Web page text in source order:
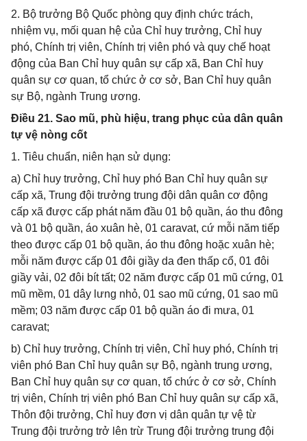
2. Bộ trưởng Bộ Quốc phòng quy định chức trách,
nhiệm vụ, mối quan hệ của Chỉ huy trưởng, Chỉ huy
phó, Chính trị viên, Chính trị viên phó và quy chế hoạt
động của Ban Chỉ huy quân sự cấp xã, Ban Chỉ huy
quân sự cơ quan, tổ chức ở cơ sở, Ban Chỉ huy quân
sự Bộ, ngành Trung ương.
Điều 21. Sao mũ, phù hiệu, trang phục của dân quân
tự vệ nòng cốt
1. Tiêu chuẩn, niên hạn sử dụng:
a) Chỉ huy trưởng, Chỉ huy phó Ban Chỉ huy quân sự
cấp xã, Trung đội trưởng trung đội dân quân cơ động
cấp xã được cấp phát năm đầu 01 bộ quần, áo thu đông
và 01 bộ quần, áo xuân hè, 01 caravat, cứ mỗi năm tiếp
theo được cấp 01 bộ quần, áo thu đông hoặc xuân hè;
mỗi năm được cấp 01 đôi giầy da đen thấp cổ, 01 đôi
giầy vải, 02 đôi bít tất; 02 năm được cấp 01 mũ cứng, 01
mũ mềm, 01 dây lưng nhỏ, 01 sao mũ cứng, 01 sao mũ
mềm; 03 năm được cấp 01 bộ quần áo đi mưa, 01
caravat;
b) Chỉ huy trưởng, Chính trị viên, Chỉ huy phó, Chính trị
viên phó Ban Chỉ huy quân sự Bộ, ngành trung ương,
Ban Chỉ huy quân sự cơ quan, tổ chức ở cơ sở, Chính
trị viên, Chính trị viên phó Ban Chỉ huy quân sự cấp xã,
Thôn đội trưởng, Chỉ huy đơn vị dân quân tự vệ từ
Trung đội trưởng trở lên trừ Trung đội trưởng trung đội